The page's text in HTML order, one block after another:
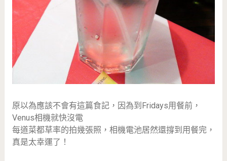
原以為應該不會有這篇食記，因為到Fridays用餐前，
Venus相機就快沒電
每道菜都草率的拍幾張照，相機電池居然還撐到用餐完，
真是太幸運了！